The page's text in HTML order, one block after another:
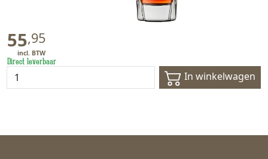
55,95
Direct leverbaar
In winkelwagen